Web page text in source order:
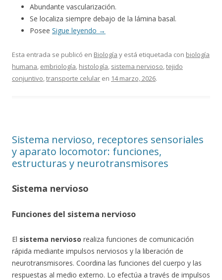
Abundante vascularización.
Se localiza siempre debajo de la lámina basal.
Posee Sigue leyendo →
Esta entrada se publicó en Biología y está etiquetada con biología
humana, embriología, histología, sistema nervioso,tejido
conjuntivo,transporte celular en 14 marzo, 2026.
Sistema nervioso, receptores sensoriales
y aparato locomotor: funciones,
estructuras y neurotransmisores
Sistema nervioso
Funciones del sistema nervioso
El sistema nervioso realiza funciones de comunicación
rápida mediante impulsos nerviosos y la liberación de
neurotransmisores. Coordina las funciones del cuerpo y las
respuestas al medio externo. Lo efectúa a través de impulsos